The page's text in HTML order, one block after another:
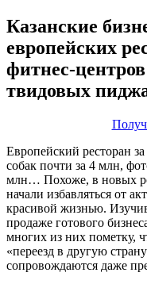
Казанские
европейских
фитнес-
твидовых
Европейский ресторан
собак почти за 4 млн,
млн… Похоже, в новых
начали избавляться от
красивой жизнью.
продаже готового
многих из них пометку,
«переезд в другую
сопровождаются даже